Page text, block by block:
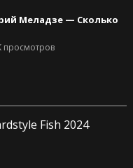
Меладзе — Сколько
просмотров
Fish 2024